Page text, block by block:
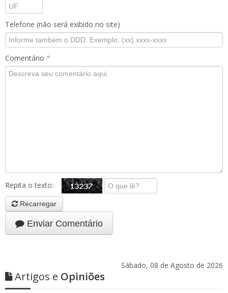
Telefone (não será exibido no site)
Comentário *
Repita o texto:
Recarregar
Enviar Comentário
Sábado, 08 de Agosto de 2026
Artigos e Opiniões